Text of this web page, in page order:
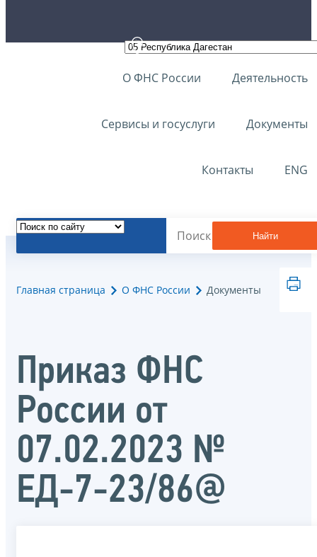
О ФНС России Деятельность
Сервисы и госуслуги Документы
Контакты ENG
Найти
Главная страница О ФНС России Документы
Приказ ФНС
России от
07.02.2023 №
ЕД-7-23/86@